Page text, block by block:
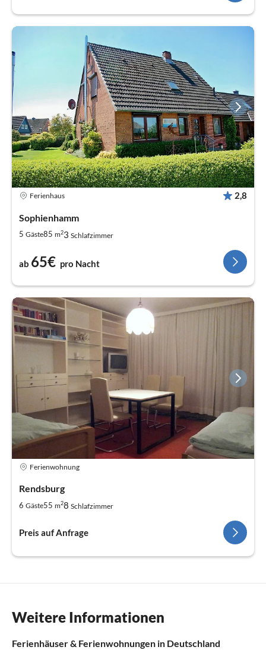
Ferienhaus 2,8
Sophienhamm
5 Gäste85 m23 Schlafzimmer
ab 65€ pro Nacht
Ferienwohnung
Rendsburg
6 Gäste55 m28 Schlafzimmer
Preis auf Anfrage
Weitere Informationen
Ferienhäuser & Ferienwohnungen in Deutschland